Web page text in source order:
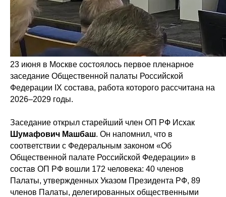
23 июня в Москве состоялось первое пленарное
заседание Общественной палаты Российской
Федерации IX состава, работа которого рассчитана на
2026–2029 годы.
Заседание открыл старейший член ОП РФ Исхак
Шумафович Машбаш. Он напомнил, что в
соответствии с Федеральным законом «Об
Общественной палате Российской Федерации» в
состав ОП РФ вошли 172 человека: 40 членов
Палаты, утвержденных Указом Президента РФ, 89
членов Палаты, делегированных общественными